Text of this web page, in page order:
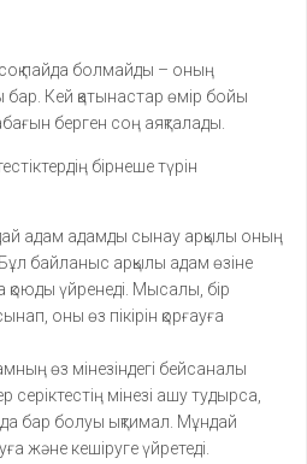
пайда болмайды – оның
Кей қатынастар өмір бойы
берген соң аяқталады.
бірнеше түрін
адам адамды сынау арқылы оның
байланыс арқылы адам өзіне
қоюды үйренеді. Мысалы, бір
оны өз пікірін қорғауға
өз мінезіндегі бейсаналы
серіктестің мінезі ашу тудырса,
бар болуы ықтимал. Мұндай
және кешіруге үйретеді.